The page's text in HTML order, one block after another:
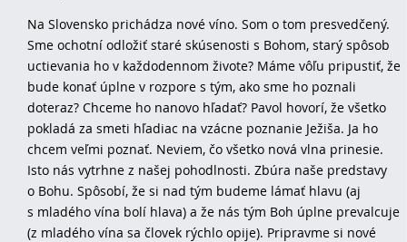
Na Slovensko prichádza nové víno. Som o tom presvedčený.
Sme ochotní odložiť staré skúsenosti s Bohom, starý spôsob
uctievania ho v každodennom živote? Máme vôľu pripustiť, že
bude konať úplne v rozpore s tým, ako sme ho poznali
doteraz? Chceme ho nanovo hľadať? Pavol hovorí, že všetko
pokladá za smeti hľadiac na vzácne poznanie Ježiša. Ja ho
chcem veľmi poznať. Neviem, čo všetko nová vlna prinesie.
Isto nás vytrhne z našej pohodlnosti. Zbúra naše predstavy
o Bohu. Spôsobí, že si nad tým budeme lámať hlavu (aj
s mladého vína bolí hlava) a že nás tým Boh úplne prevalcuje
(z mladého vína sa človek rýchlo opije). Pripravme si nové